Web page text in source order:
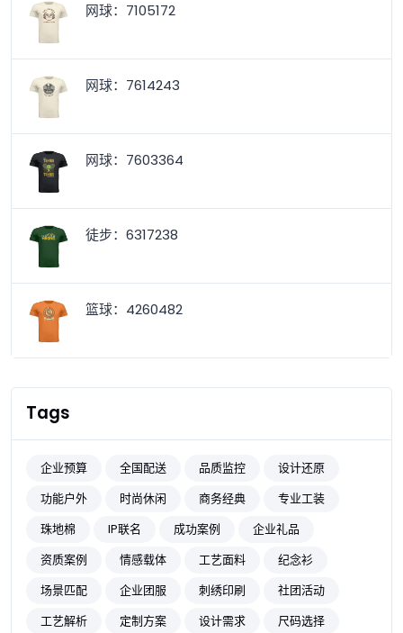
网球：7105172
网球：7614243
网球：7603364
徒步：6317238
篮球：4260482
Tags
企业预算 全国配送 品质监控
设计还原
功能户外
时尚休闲 商务经典
专业工装
珠地棉
IP联名 成功案例
企业礼品
资质案例
情感载体 工艺面料
纪念衫
场景匹配
企业团服 刺绣印刷
社团活动
工艺解析
定制方案 设计需求
尺码选择